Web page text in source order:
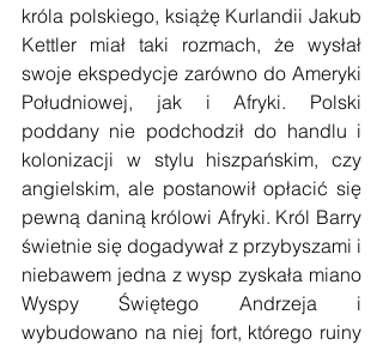
króla polskiego, książę Kurlandii Jakub
Kettler miał taki rozmach, że wysłał
swoje ekspedycje zarówno do Ameryki
Południowej, jak i Afryki. Polski
poddany nie podchodził do handlu i
kolonizacji w stylu hiszpańskim, czy
angielskim, ale postanowił opłacić się
pewną daniną królowi Afryki. Król Barry
świetnie się dogadywał z przybyszami i
niebawem jedna z wysp zyskała miano
Wyspy Świętego Andrzeja i
wybudowano na niej fort, którego ruiny